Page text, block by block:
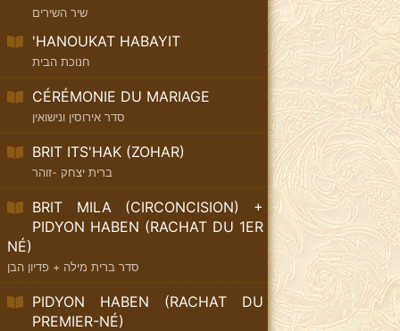
שיר השירים
'HANOUKAT HABAYIT
חנוכת הבית
CÉRÉMONIE DU MARIAGE
סדר אירוסין ונישואין
BRIT ITS'HAK (ZOHAR)
ברית יצחק -זוהר
BRIT MILA (CIRCONCISION) +
PIDYON HABEN (RACHAT DU 1ER
NÉ)
סדר ברית מילה + פדיון הבן
PIDYON HABEN (RACHAT DU
PREMIER-NÉ)